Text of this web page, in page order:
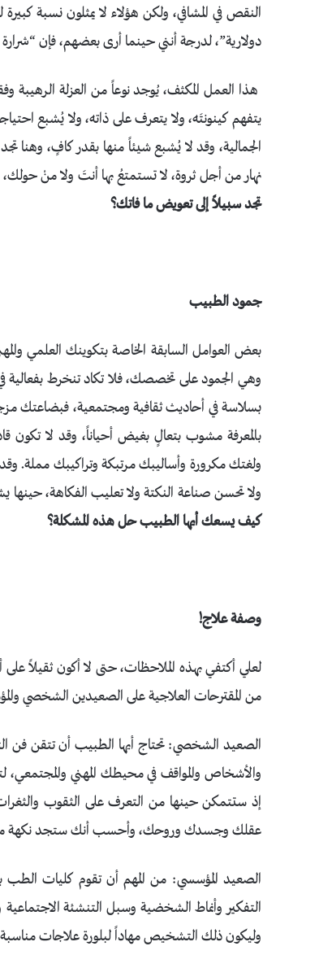
النقص في المشافي، ولكن هؤلاء لا يمثلون نسبة
دولارية”، لدرجة أنني حينما أرى بعضهم، فإن “شرارة
هذا العمل المكثف، يُوجد نوعاً من العزلة الرهيبة
يتفهم كينونتَه، ولا يتعرف على ذاته، ولا يُشبع
الجمالية، وقد لا يُشبع شيئاً منها بقدر كافٍ، وهنا
نهار من أجل ثروة، لا تستمتعُ بها أنتَ ولا منْ حولك،
تجد سبيلاً إلى تعويض ما فاتك؟
جمود الطبيب
بعض العوامل السابقة الخاصة بتكوينك العلمي
وهي الجمود على تخصصك، فلا تكاد تنخرط بفعالية في
بسلاسة في أحاديث ثقافية ومجتمعية، فبضاعتك
بالمعرفة مشوب بتعالٍ بغيض أحياناً، وقد لا تكون
ولغتك مكرورة وأساليبك مرتبكة وتراكيبك مملة.
ولا تحسن صناعة النكتة ولا تعليب الفكاهة،
كيف يسعك أيها الطبيب حل هذه المشكلة؟
وصفة علاج!
لعلي أكتفي بهذه الملاحظات، حتى لا أكون ثقيلاً
من المقترحات العلاجية على الصعيدين الشخصي
والأشخاص والمواقف في محيطك المهني والمجتمعي،
إذ ستتمكن حينها من التعرف على الثقوب
عقلك وجسدك وروحك، وأحسب أنك ستجد نكهة
الصعيد المؤسسي: من المهم أن تقوم كليات الطب
التفكير وأنماط الشخضية وسبل التنشئة
وليكون ذلك التشخيص مهاداً لبلورة علاجات